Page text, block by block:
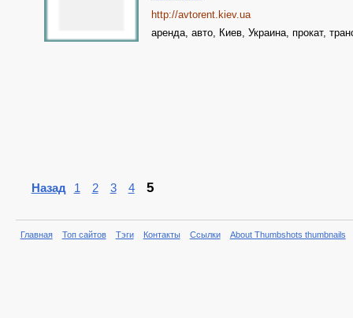
http://avtorent.kiev.ua
аренда, авто, Киев, Украина, прокат,
Назад 1 2 3 4 5
Главная Топ сайтов Тэги Контакты Ссылки About Thumbshots thumbnails